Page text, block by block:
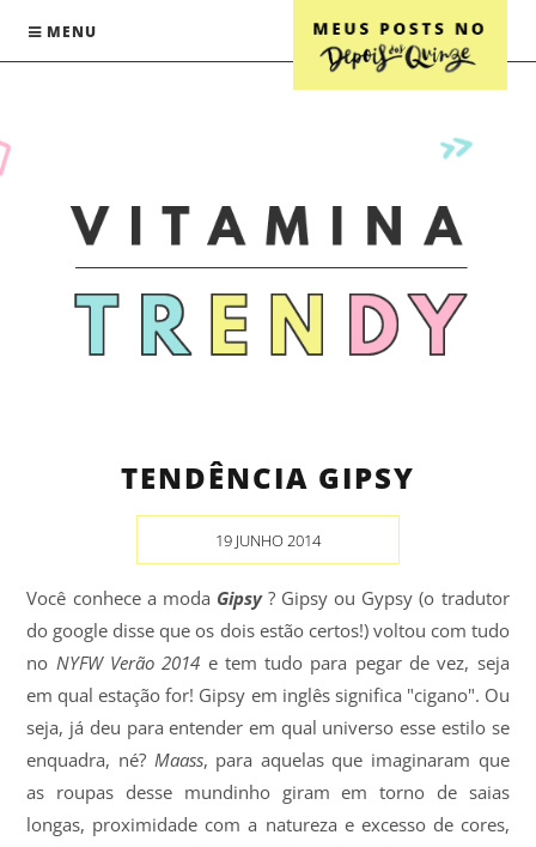
MENU
TENDÊNCIA GIPSY
19 JUNHO 2014
Você conhece a moda Gipsy ? Gipsy ou Gypsy (o tradutor
do google disse que os dois estão certos!) voltou com tudo
no NYFW Verão 2014 e tem tudo para pegar de vez, seja
em qual estação for! Gipsy em inglês significa "cigano". Ou
seja, já deu para entender em qual universo esse estilo se
enquadra, né? Maass, para aquelas que imaginaram que
as roupas desse mundinho giram em torno de saias
longas, proximidade com a natureza e excesso de cores,